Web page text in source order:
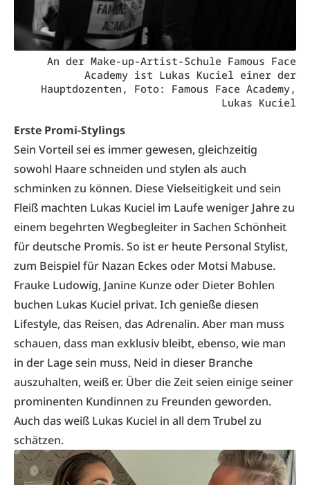
An der Make-up-Artist-Schule Famous Face
Academy ist Lukas Kuciel einer der
Hauptdozenten, Foto: Famous Face Academy,
Lukas Kuciel
Erste Promi-Stylings
Sein Vorteil sei es immer gewesen, gleichzeitig
sowohl Haare schneiden und stylen als auch
schminken zu können. Diese Vielseitigkeit und sein
Fleiß machten Lukas Kuciel im Laufe weniger Jahre zu
einem begehrten Wegbegleiter in Sachen Schönheit
für deutsche Promis. So ist er heute Personal Stylist,
zum Beispiel für Nazan Eckes oder Motsi Mabuse.
Frauke Ludowig, Janine Kunze oder Dieter Bohlen
buchen Lukas Kuciel privat. Ich genieße diesen
Lifestyle, das Reisen, das Adrenalin. Aber man muss
schauen, dass man exklusiv bleibt, ebenso, wie man
in der Lage sein muss, Neid in dieser Branche
auszuhalten, weiß er. Über die Zeit seien einige seiner
prominenten Kundinnen zu Freunden geworden.
Auch das weiß Lukas Kuciel in all dem Trubel zu
schätzen.